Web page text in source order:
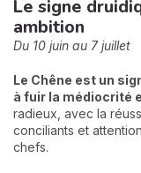
Le signe
ambition
Du 10 juin au 7 juillet
Le Chêne est un
à fuir la médiocrité
radieux, avec la
conciliants et
chefs.